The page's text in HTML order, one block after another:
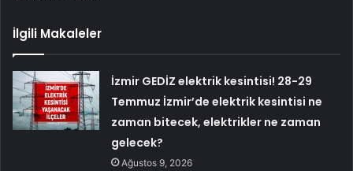
İlgili Makaleler
İzmir GEDİZ elektrik kesintisi! 28-29
Temmuz İzmir’de elektrik kesintisi ne
zaman bitecek, elektrikler ne zaman
gelecek?
Ağustos 9, 2026